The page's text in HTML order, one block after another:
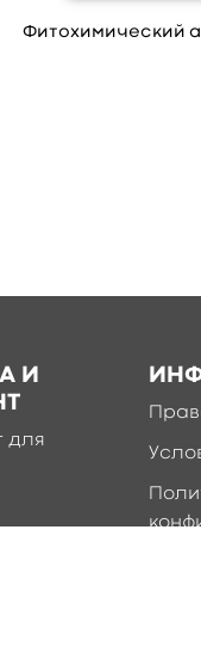
Фитохимический
И
для